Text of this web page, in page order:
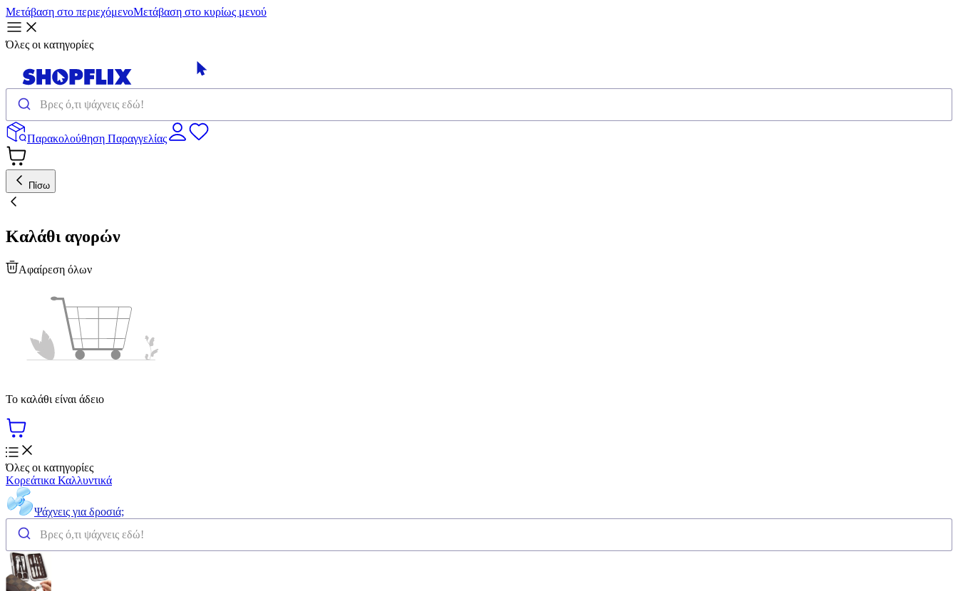
Μετάβαση στο περιεχόμενοΜετάβαση στο κυρίως μενού
Όλες οι κατηγορίες
Παρακολούθηση Παραγγελίας
Πίσω
Καλάθι αγορών
Αφαίρεση όλων
Το καλάθι είναι άδειο
Όλες οι κατηγορίες
Κορεάτικα Καλλυντικά
Ψάχνεις για δροσιά;